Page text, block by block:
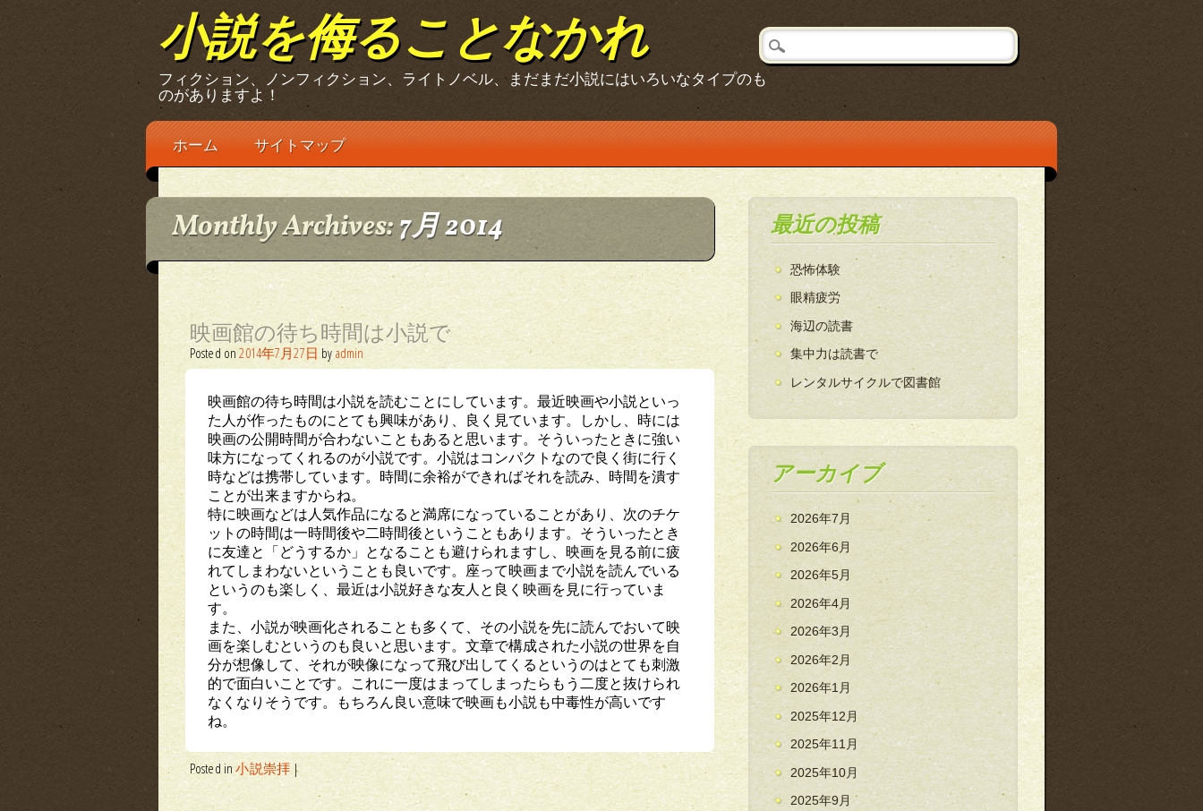
小説を侮ることなかれ
フィクション、ノンフィクション、ライトノベル、まだまだ小説にはいろいなタイプのも
のがありますよ！
Main menu
Skip
content
ホーム サイトマップ
Monthly Archives:7月 2014
映画館の待ち時間は小説で
Posted on2014年7月27日 by admin
映画館の待ち時間は小説を読むことにしています。最近映画や小説といっ
た人が作ったものにとても興味があり、良く見ています。しかし、時には
映画の公開時間が合わないこともあると思います。そういったときに強い
味方になってくれるのが小説です。小説はコンパクトなので良く街に行く
時などは携帯しています。時間に余裕ができればそれを読み、時間を潰す
ことが出来ますからね。
特に映画などは人気作品になると満席になっていることがあり、次のチケ
ットの時間は一時間後や二時間後ということもあります。そういったとき
に友達と「どうするか」となることも避けられますし、映画を見る前に疲
れてしまわないということも良いです。座って映画まで小説を読んでいる
というのも楽しく、最近は小説好きな友人と良く映画を見に行っていま
す。
また、小説が映画化されることも多くて、その小説を先に読んでおいて映
画を楽しむというのも良いと思います。文章で構成された小説の世界を自
分が想像して、それが映像になって飛び出してくるというのはとても刺激
的で面白いことです。これに一度はまってしまったらもう二度と抜けられ
なくなりそうです。もちろん良い意味で映画も小説も中毒性が高いです
ね。
Posted in小説崇拝 |
最近の投稿
恐怖体験
眼精疲労
海辺の読書
集中力は読書で
レンタルサイクルで図書館
アーカイブ
2026年7月
2026年6月
2026年5月
2026年4月
2026年3月
2026年2月
2026年1月
2025年12月
2025年11月
2025年10月
2025年9月